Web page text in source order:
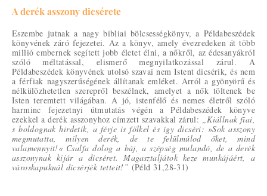
A derék asszony dicsérete
Eszembe jutnak a nagy bibliai bölcsességkönyv, a Példabeszédek
könyvének záró fejezetei. Az a könyv, amely évezredeken át több
millió embernek segített jobb életet élni, a nőkről, az édesanyákról
szóló méltatással, elismerő megnyilatkozással zárul. A
Példabeszédek könyvének utolsó szavai nem Istent dicsérik, és nem
a férfiak nagyszerűségének állítanak emléket. Arról a gyönyörű és
nélkülözhetetlen szerepről beszélnek, amelyet a nők töltenek be
Isten teremtett világában. A jó, istenfélő és nemes életről szóló
harminc fejezetnyi útmutatás végén a Példabeszédek könyve
ezekkel a derék asszonyhoz címzett szavakkal zárul:
„Kiállnak fiai,
s boldognak hirdetik, a férje is fölkel és így dicséri: »Sok asszony
megmutatta, milyen derék, de te felülmúlod őket, mind
valamennyit!« Csalfa dolog a báj, a szépség mulandó, de a derék
asszonynak kijár a dicséret. Magasztaljátok keze munkájáért, a
városkapuknál dicsérjék tetteit!” (Péld 31,28-31)